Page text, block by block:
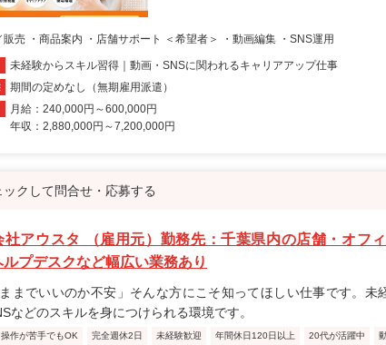
販売 ・商品案内 ・店舗サポート ＜希望者＞ ・動画編集 ・SNS運用
未経験からスキル習得｜動画・SNSに関われるキャリアアップ仕事
期間の定めなし（無期雇用派遣）
月給：240,000円～600,000円
年収：2,880,000円～7,200,000円
ックして問合せ・応募する
社アウスタ （雇用元）勤務先：千葉県内の店舗・オフ
プデスクなど幅広い業務あり
ままでいいのか不安」そんな方にこそ知ってほしい仕事です。
などのスキルを身につけられる環境です。
作が苦手でもOK 完全週休2日 未経験歓迎 年間休日120日以上 20代が活躍中